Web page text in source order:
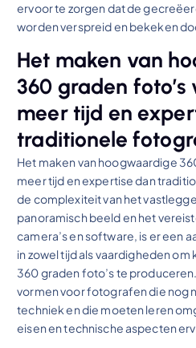
ervoor te zorgen dat de
worden verspreid en bekeken
Het maken van
360 graden
meer tijd en
traditionele
Het maken van hoogwaardige
meer tijd en expertise dan
de complexiteit van het
panoramisch beeld en het
camera’s en software, is er een
in zowel tijd als vaardigheden
360 graden foto’s te
vormen voor fotografen die nog
techniek en die moeten leren
eisen en technische aspecten